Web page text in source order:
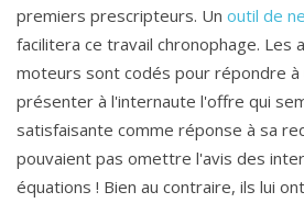
premiers prescripteurs. Un outil de
facilitera ce travail chronophage. Les
moteurs sont codés pour répondre à
présenter à l'internaute l'offre qui
satisfaisante comme réponse à sa
pouvaient pas omettre l'avis des
équations ! Bien au contraire, ils lui